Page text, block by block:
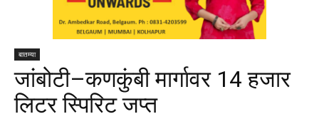
बातम्या
जांबोटी–कणकुंबी मार्गावर 14 हजार
लिटर स्पिरिट जप्त